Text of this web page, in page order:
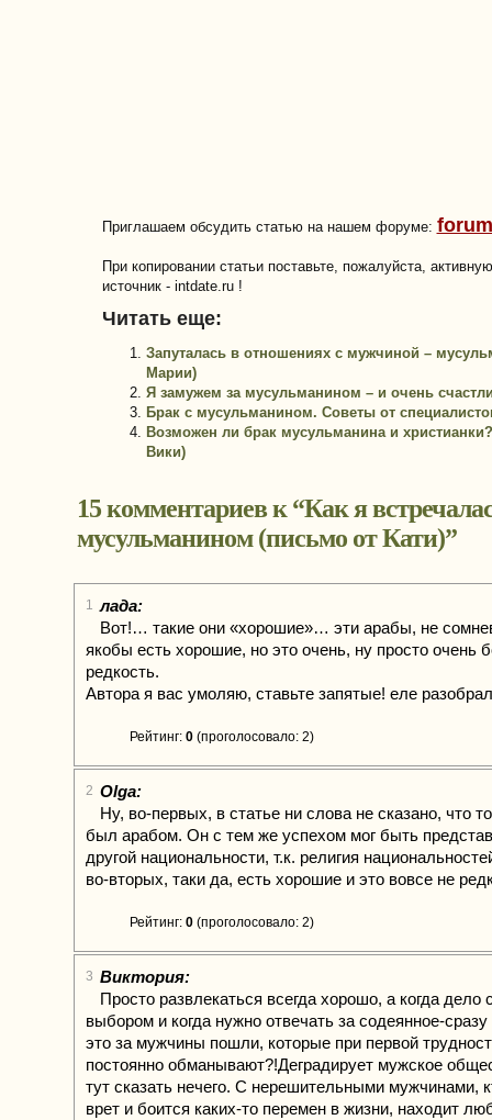
Приглашаем обсудить статью на нашем форуме:
При копировании статьи поставьте, пожалуйста,
источник - intdate.ru !
Читать еще:
Запуталась в отношениях с мужчиной –
Марии)
Я замужем за мусульманином – и очень
Брак с мусульманином. Советы от
Возможен ли брак мусульманина и
Вики)
15 комментариев к “Как я
мусульманином (письмо от Кати)”
1 лада:
Вот!… такие они «хорошие»… эти арабы, не
якобы есть хорошие, но это очень, ну просто очень
редкость.
Автора я вас умоляю, ставьте запятые! еле
Рейтинг: 0 (проголосовало: 2)
2 Olga:
Ну, во-первых, в статье ни слова не сказано, что
был арабом. Он с тем же успехом мог быть
другой национальности, т.к. религия
во-вторых, таки да, есть хорошие и это вовсе не
Рейтинг: 0 (проголосовало: 2)
3 Виктория:
Просто развлекаться всегда хорошо, а когда дело
выбором и когда нужно отвечать за содеянное-
это за мужчины пошли, которые при первой
постоянно обманывают?!Деградирует мужское
тут сказать нечего. С нерешительными мужчинами,
врет и боится каких-то перемен в жизни, находит